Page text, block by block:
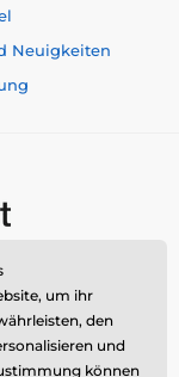
vorherige
dienen nur
300 Meter
Hunde
Neuigkeiten
um ihr
den
und
können